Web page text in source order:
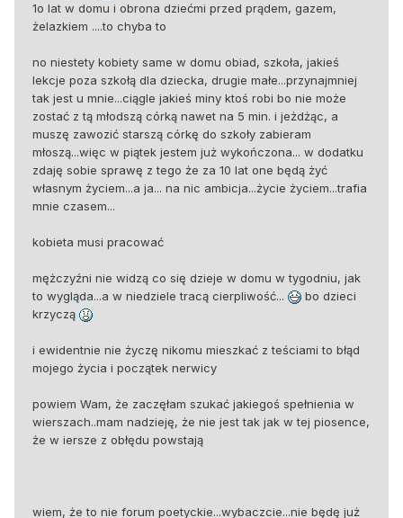
1o lat w domu i obrona dziećmi przed prądem, gazem,
żelazkiem ....to chyba to
no niestety kobiety same w domu obiad, szkoła, jakieś
lekcje poza szkołą dla dziecka, drugie małe...przynajmniej
tak jest u mnie...ciągle jakieś miny ktoś robi bo nie może
zostać z tą młodszą córką nawet na 5 min. i jeżdżąc, a
muszę zawozić starszą córkę do szkoły zabieram
młoszą...więc w piątek jestem już wykończona... w dodatku
zdaję sobie sprawę z tego że za 10 lat one będą żyć
własnym życiem...a ja... na nic ambicja...życie życiem...trafia
mnie czasem...
kobieta musi pracować
mężczyźni nie widzą co się dzieje w domu w tygodniu, jak
to wygląda...a w niedziele tracą cierpliwość...
bo dzieci
krzyczą
i ewidentnie nie życzę nikomu mieszkać z teściami to błąd
mojego życia i początek nerwicy
powiem Wam, że zaczęłam szukać jakiegoś spełnienia w
wierszach..mam nadzieję, że nie jest tak jak w tej piosence,
że w iersze z obłędu powstają
wiem, że to nie forum poetyckie...wybaczcie...nie będę już